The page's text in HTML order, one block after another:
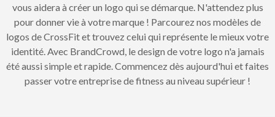
vous aidera à créer un logo qui se démarque. N'attendez plus
pour donner vie à votre marque ! Parcourez nos modèles de
logos de CrossFit et trouvez celui qui représente le mieux votre
identité. Avec BrandCrowd, le design de votre logo n'a jamais
été aussi simple et rapide. Commencez dès aujourd'hui et faites
passer votre entreprise de fitness au niveau supérieur !